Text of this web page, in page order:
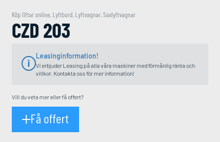
Köp liftar online, Lyftbord, Lyftvagnar,Saxlyftvagnar
CZD 203
Leasinginformation!
Vi erbjuder Leasing på alla våra maskiner med förmånlig ränta och
villkor. Kontakta oss för mer information!
Vill du veta mer eller få offert?
Få offert